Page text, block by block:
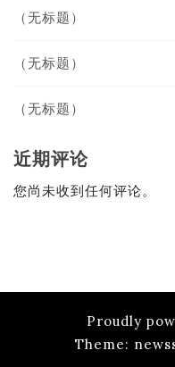
（无标题）
（无标题）
（无标题）
近期评论
您尚未收到任何评论。
Proudly
Theme: